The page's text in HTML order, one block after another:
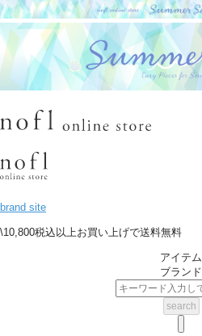
brand site
\10,800税込以上お買い上げで送料無料
アイテム
ブランド